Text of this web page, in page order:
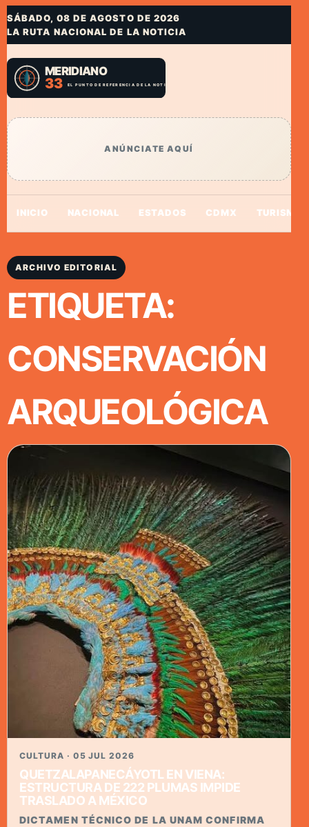
SÁBADO, 08 DE AGOSTO DE 2026
LA RUTA NACIONAL DE LA NOTICIA
ANÚNCIATE AQUÍ
INICIO NACIONAL ESTADOS CDMX TURISMO
ARCHIVO EDITORIAL
ETIQUETA:
CONSERVACIÓN
ARQUEOLÓGICA
CULTURA · 05 JUL 2026
QUETZALAPANECÁYOTL EN VIENA:
ESTRUCTURA DE 222 PLUMAS IMPIDE
TRASLADO A MÉXICO
DICTAMEN TÉCNICO DE LA UNAM CONFIRMA